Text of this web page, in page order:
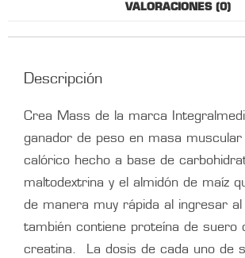
VALORACIONES (0)
Descripción
Crea Mass de la marca
ganador de peso en masa
calórico hecho a base de
maltodextrina y el almidón de maíz
de manera muy rápida al ingresar
también contiene proteína de suero
creatina. La dosis de cada uno de